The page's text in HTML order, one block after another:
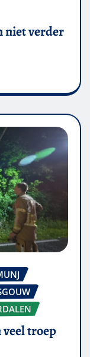
niet verder
troep